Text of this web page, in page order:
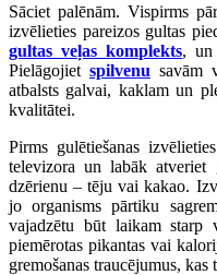
Sāciet palēnām. Vispirms
izvēlieties pareizos gultas
gultas veļas komplekts, un
Pielāgojiet spilvenu savām
atbalsts galvai, kaklam un
kvalitātei.
Pirms gulētiešanas
televizora un labāk atveriet
dzērienu – tēju vai kakao.
jo organisms pārtiku
vajadzētu būt laikam starp
piemērotas pikantas vai
gremošanas traucējumus, kas